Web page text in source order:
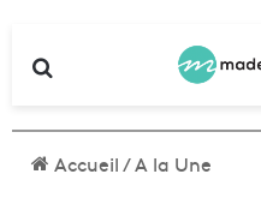
Accueil/A la Une